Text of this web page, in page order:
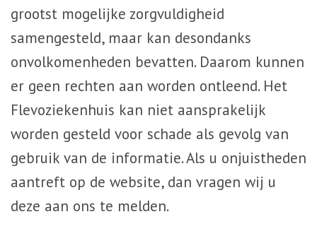
grootst mogelijke zorgvuldigheid
samengesteld, maar kan desondanks
onvolkomenheden bevatten. Daarom kunnen
er geen rechten aan worden ontleend. Het
Flevoziekenhuis kan niet aansprakelijk
worden gesteld voor schade als gevolg van
gebruik van de informatie. Als u onjuistheden
aantreft op de website, dan vragen wij u
deze aan ons te melden.